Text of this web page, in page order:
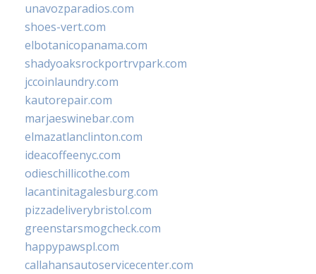
unavozparadios.com
shoes-vert.com
elbotanicopanama.com
shadyoaksrockportrvpark.com
jccoinlaundry.com
kautorepair.com
marjaeswinebar.com
elmazatlanclinton.com
ideacoffeenyc.com
odieschillicothe.com
lacantinitagalesburg.com
pizzadeliverybristol.com
greenstarsmogcheck.com
happypawspl.com
callahansautoservicecenter.com